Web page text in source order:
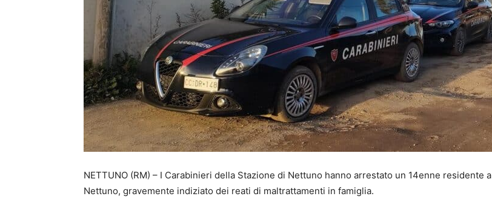
NETTUNO (RM) – I Carabinieri della Stazione di Nettuno hanno arrestato un 14enne residente a
Nettuno, gravemente indiziato dei reati di maltrattamenti in famiglia.